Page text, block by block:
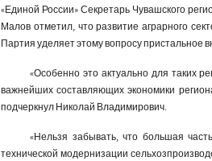
«Единой России» Секретарь Чувашского
Малов отметил, что развитие аграрного
Партия уделяет этому вопросу пристальное
«Особенно это актуально для таких
важнейших составляющих экономики
подчеркнул Николай Владимирович.
«Нельзя забывать, что большая
технической модернизации